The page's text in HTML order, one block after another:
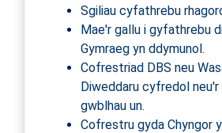
Sgiliau cyfathrebu
Mae'r gallu i gyfathrebu
Gymraeg yn ddymunol.
Cofrestriad DBS neu
Diweddaru cyfredol
gwblhau un.
Cofrestru gyda Chyngor